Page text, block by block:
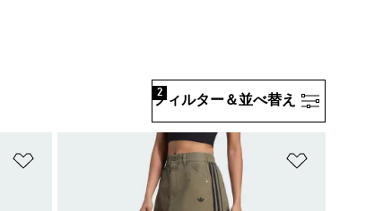
フィルター＆並べ替え
2
ほしいものリストに追加